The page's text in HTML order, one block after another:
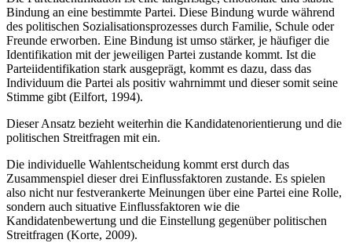
Bindung an eine bestimmte Partei. Diese Bindung wurde während
des politischen Sozialisationsprozesses durch Familie, Schule oder
Freunde erworben. Eine Bindung ist umso stärker, je häufiger die
Identifikation mit der jeweiligen Partei zustande kommt. Ist die
Parteiidentifikation stark ausgeprägt, kommt es dazu, dass das
Individuum die Partei als positiv wahrnimmt und dieser somit seine
Stimme gibt (Eilfort, 1994).
Dieser Ansatz bezieht weiterhin die Kandidatenorientierung und die
politischen Streitfragen mit ein.
Die individuelle Wahlentscheidung kommt erst durch das
Zusammenspiel dieser drei Einflussfaktoren zustande. Es spielen
also nicht nur festverankerte Meinungen über eine Partei eine Rolle,
sondern auch situative Einflussfaktoren wie die
Kandidatenbewertung und die Einstellung gegenüber politischen
Streitfragen (Korte, 2009).